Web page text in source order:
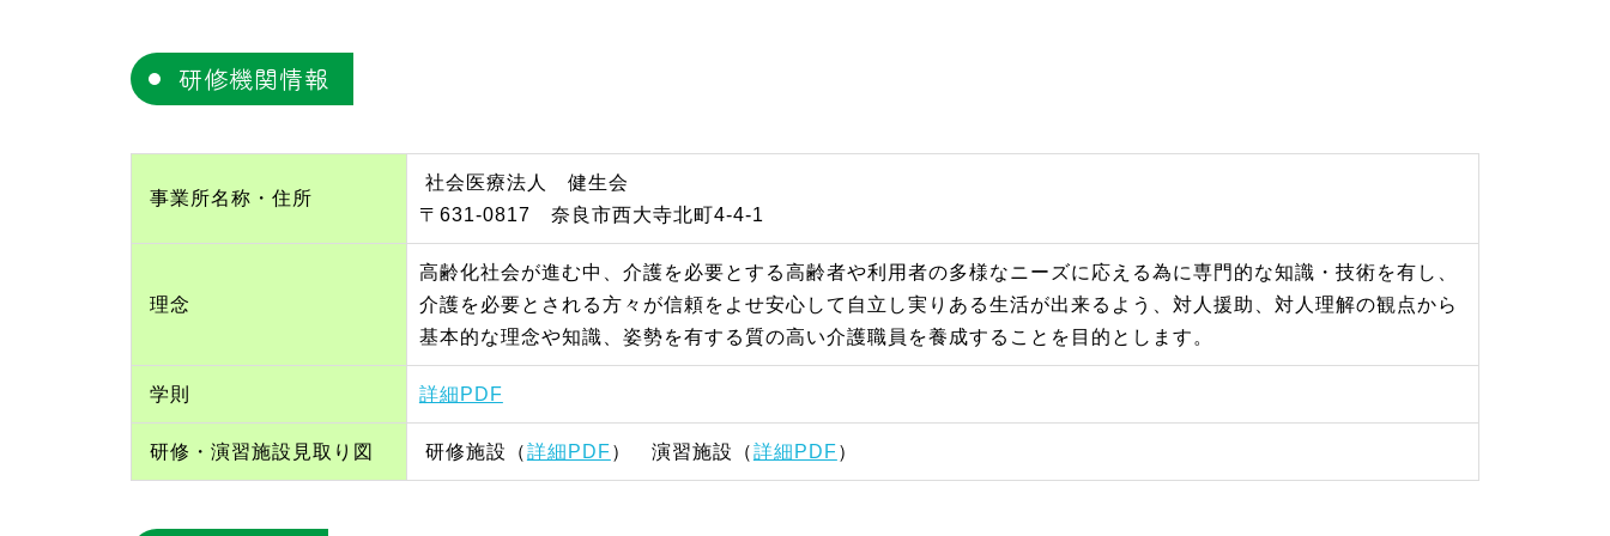
研修機関情報
事業所名称・住所
社会医療法人 健生会
​〒631-0817 奈良市西大寺北町4-4-1
理念
高齢化社会が進む中、介護を必要とする高齢者や利用者の多様なニーズに応える為に専門的な知識・技術を有し、
介護を必要とされる方々が信頼をよせ安心して自立し実りある生活が出来るよう、対人援助、対人理解の観点から
基本的な理念や知識、姿勢を有する質の高い介護職員を養成することを目的とします。
学則 詳細PDF
研修・演習施設見取り図 研修施設（詳細PDF ） ​演習施設（詳細PDF ）